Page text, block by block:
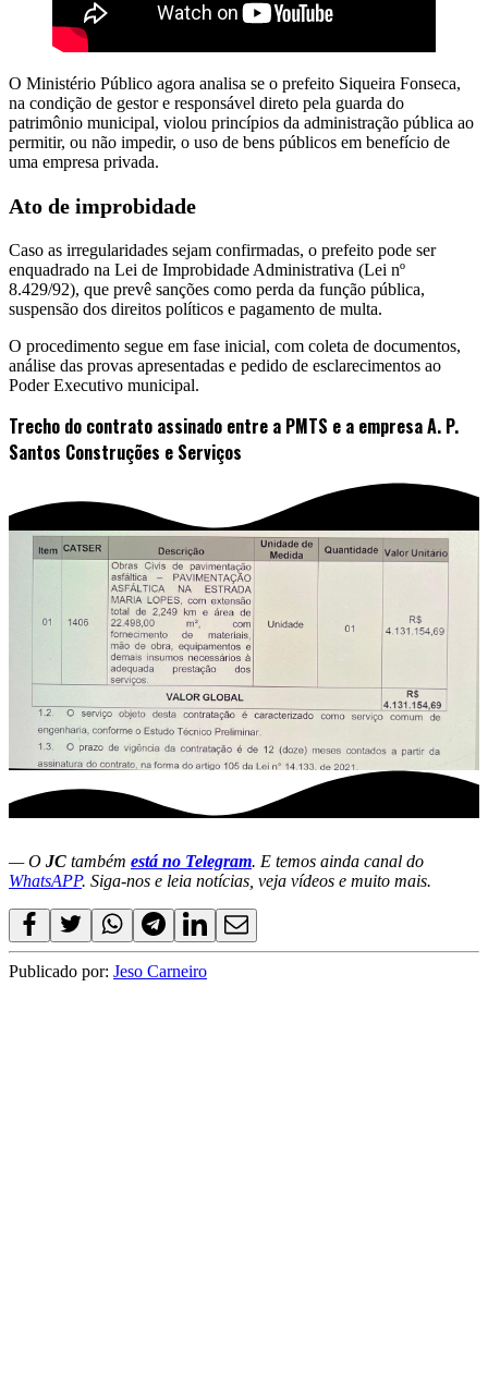
O Ministério Público agora analisa se o prefeito Siqueira Fonseca,
na condição de gestor e responsável direto pela guarda do
patrimônio municipal, violou princípios da administração pública ao
permitir, ou não impedir, o uso de bens públicos em benefício de
uma empresa privada.
Ato de improbidade
Caso as irregularidades sejam confirmadas, o prefeito pode ser
enquadrado na Lei de Improbidade Administrativa (Lei nº
8.429/92), que prevê sanções como perda da função pública,
suspensão dos direitos políticos e pagamento de multa.
O procedimento segue em fase inicial, com coleta de documentos,
análise das provas apresentadas e pedido de esclarecimentos ao
Poder Executivo municipal.
Trecho do contrato assinado entre a PMTS e a empresa A. P.
Santos Construções e Serviços
— O JC também está no Telegram. E temos ainda canal do
WhatsAPP. Siga-nos e leia notícias, veja vídeos e muito mais.
Publicado por: Jeso Carneiro